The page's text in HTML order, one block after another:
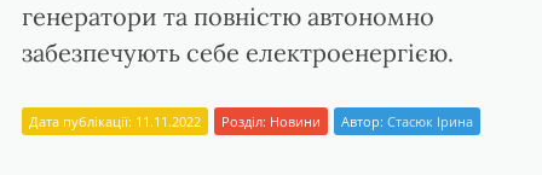
генератори та повністю автономно
забезпечують себе електроенергією.
Дата публікації: 11.11.2022 Розділ: Новини Автор: Стасюк Ірина